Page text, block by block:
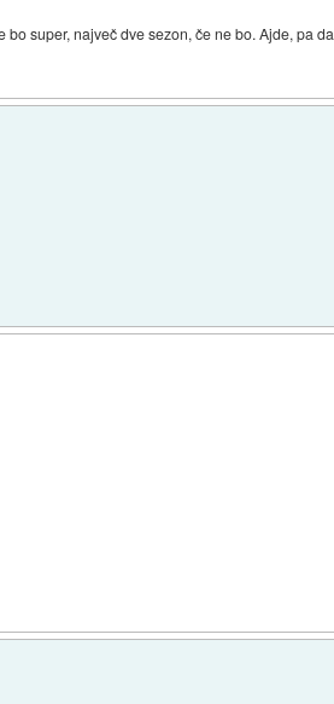
super, največ dve sezon, če ne bo. Ajde, pa da